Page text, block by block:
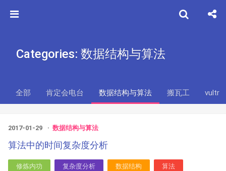
Categories: 数据结构与算法
全部 肯定会电台 数据结构与算法 搬瓦工 vultr
2017-01-29 数据结构与算法
算法中的时间复杂度分析
修炼内功 复杂度分析 数据结构 算法